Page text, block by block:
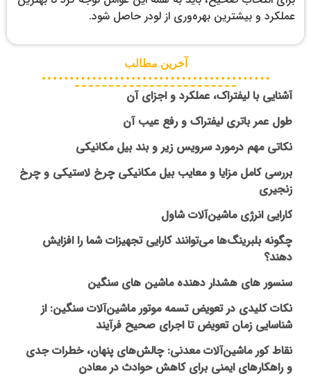
عملکرد و بیشترین بهره‌وری از لودر حاصل شود.
آخرین مطالب
آشنایی با لیفتراک، عملکرد و اجزای آن
طول عمر باتری لیفتراک و رفع عیب آن
نکاتی مهم درمورد سرویس زیر و بند بیل مکانیکی
بررسی کامل مزایا و معایب بیل مکانیکی چرخ لاستیکی و چرخ
زنجیری
کارایی انرژی ماشین‌آلات شاول
چگونه بلبرینگ‌ها می‌توانند کارایی تجهیزات شما را افزایش
دهند؟
سنسور های هشدار دهنده ماشین های سنگین
نکات کلیدی در تعویض تسمه موتور ماشین‌آلات سنگین: از
شناسایی زمان تعویض تا اجرای صحیح فرآیند
نقاط کور ماشین‌آلات معدنی: چالش‌های پنهان، خطرات جدی
و راهکارهای ایمنی برای کاهش حوادث در معادن